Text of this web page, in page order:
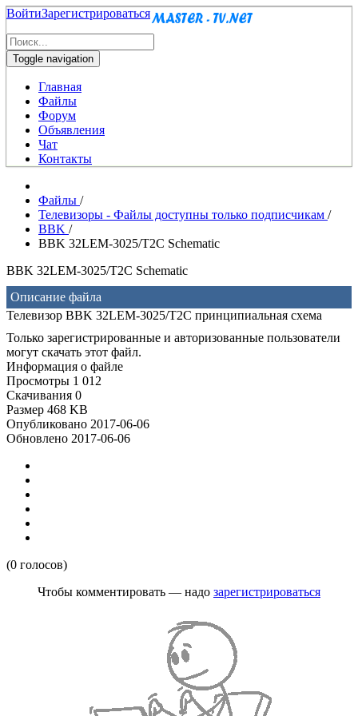
ВойтиЗарегистрироваться
Toggle navigation
Главная
Файлы
Форум
Объявления
Чат
Контакты
Файлы /
Телевизоры - Файлы доступны только подписчикам /
BBK /
BBK 32LEM-3025/T2C Schematic
BBK 32LEM-3025/T2C Schematic
Описание файла
Телевизор BBK 32LEM-3025/T2C принципиальная схема
Только зарегистрированные и авторизованные пользователи
могут скачать этот файл.
Информация о файле
Просмотры 1 012
Скачивания 0
Размер 468 KB
Опубликовано 2017-06-06
Обновлено 2017-06-06
(0 голосов)
Чтобы комментировать — надо зарегистрироваться